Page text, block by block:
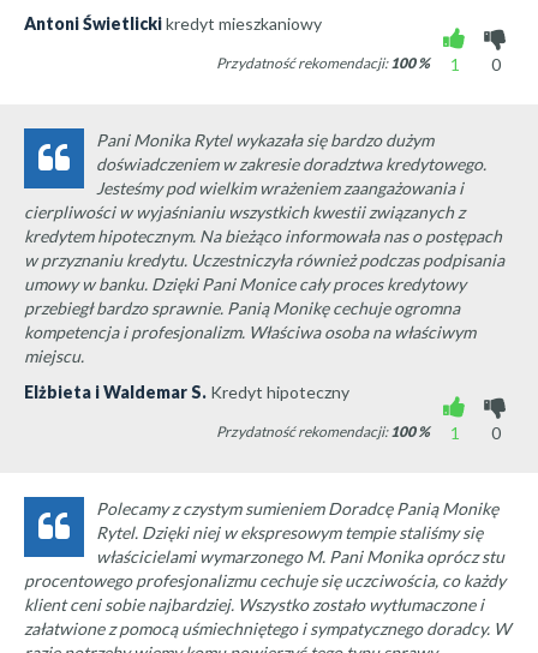
Antoni Świetlickikredyt mieszkaniowy
1
0
Przydatność rekomendacji:100%
Pani Monika Rytel wykazała się bardzo dużym
doświadczeniem w zakresie doradztwa kredytowego.
Jesteśmy pod wielkim wrażeniem zaangażowania i
cierpliwości w wyjaśnianiu wszystkich kwestii związanych z
kredytem hipotecznym. Na bieżąco informowała nas o postępach
w przyznaniu kredytu. Uczestniczyła również podczas podpisania
umowy w banku. Dzięki Pani Monice cały proces kredytowy
przebiegł bardzo sprawnie. Panią Monikę cechuje ogromna
kompetencja i profesjonalizm. Właściwa osoba na właściwym
miejscu.
Elżbieta i Waldemar S. Kredyt hipoteczny
1
0
Przydatność rekomendacji:100%
Polecamy z czystym sumieniem Doradcę Panią Monikę
Rytel. Dzięki niej w ekspresowym tempie staliśmy się
właścicielami wymarzonego M. Pani Monika oprócz stu
procentowego profesjonalizmu cechuje się uczciwościa, co każdy
klient ceni sobie najbardziej. Wszystko zostało wytłumaczone i
załatwione z pomocą uśmiechniętego i sympatycznego doradcy. W